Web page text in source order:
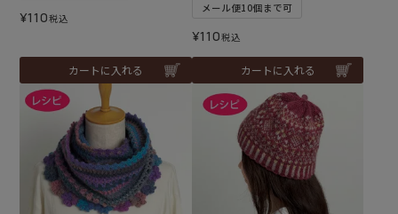
¥110税込
カートに入れる
メール便10個まで可
¥110税込
カートに入れる